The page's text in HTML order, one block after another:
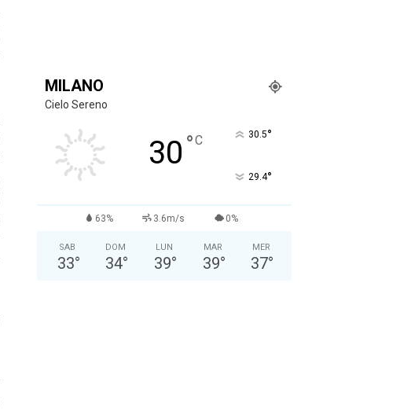
MILANO
Cielo Sereno
30 °C 30.5°
29.4°
63% 3.6m/s 0%
SAB
33°
DOM
34°
LUN
39°
MAR
39°
MER
37°